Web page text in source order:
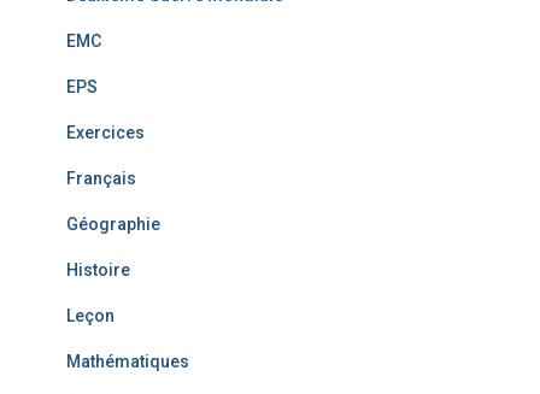
EMC
EPS
Exercices
Français
Géographie
Histoire
Leçon
Mathématiques